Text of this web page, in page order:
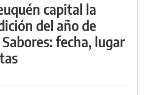
capital la
del año de
fecha, lugar